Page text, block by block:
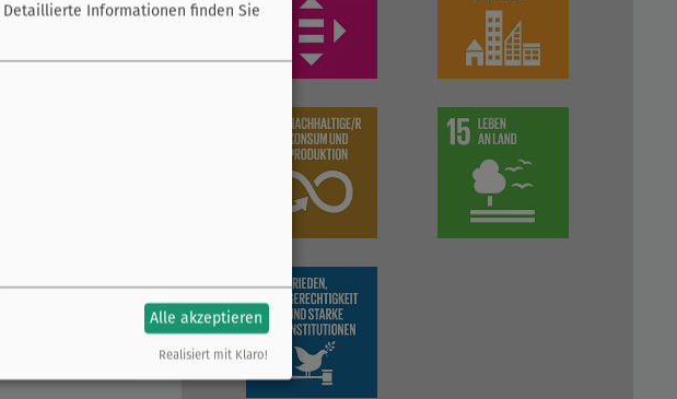
Detaillierte Informationen finden Sie
Alle akzeptieren
Realisiert mit Klaro!